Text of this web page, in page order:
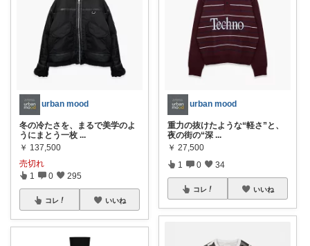
urban mood
冬の冷たさを、まるで美学のよ
うにまとう一枚 ...
￥ 137,500
売切れ
1 0 295
コレ いいね
urban mood
重力の抜けたような“軽さ”と、
夜の街の“深 ...
￥ 27,500
1 0 34
コレ いいね